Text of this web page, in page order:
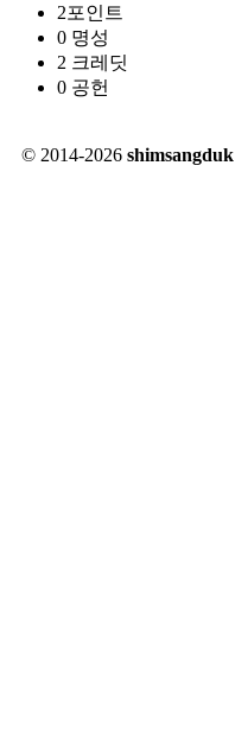
2포인트
0 명성
2 크레딧
0 공헌
© 2014-2026 shimsangduk